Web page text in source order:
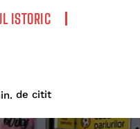
ISTORIC
de citit